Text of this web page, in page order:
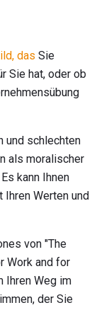
das Sie
Sie hat, oder ob
und schlechten
als moralischer
kann Ihnen
Werten und
von "The
Work and for
Ihren Weg im
der Sie